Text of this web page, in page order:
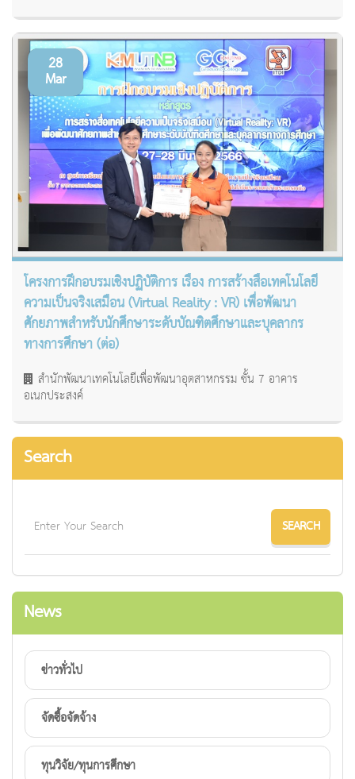
28
Mar
โครงการฝึกอบรมเชิงปฏิบัติการ เรื่อง การสร้างสื่อเทคโนโลยี
ความเป็นจริงเสมือน (Virtual Reality : VR) เพื่อพัฒนา
ศักยภาพสำหรับนักศึกษาระดับบัณฑิตศึกษาและบุคลากร
ทางการศึกษา (ต่อ)
สำนักพัฒนาเทคโนโลยีเพื่อพัฒนาอุตสาหกรรม ชั้น 7 อาคาร
อเนกประสงค์
Search
News
ข่าวทั่วไป
จัดซื้อจัดจ้าง
ทุนวิจัย/ทุนการศึกษา